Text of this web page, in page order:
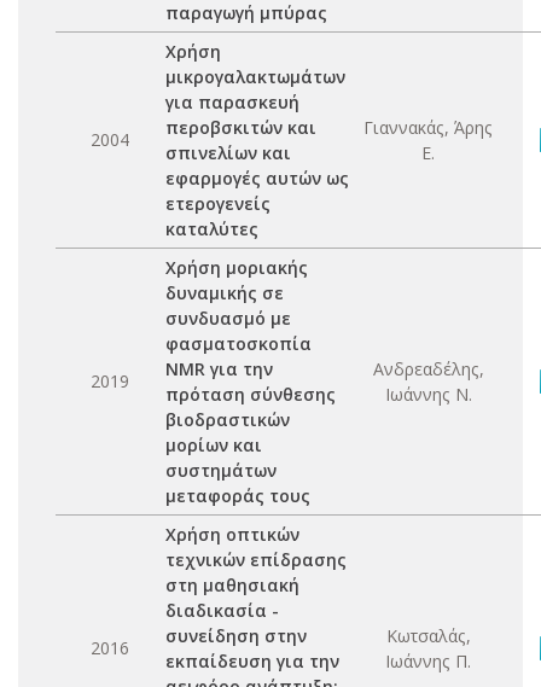
παραγωγή μπύρας
2004
Χρήση
μικρογαλακτωμάτων
για παρασκευή
περοβσκιτών και
σπινελίων και
εφαρμογές αυτών ως
ετερογενείς
καταλύτες
Γιαννακάς, Άρης
Ε.
2019
Χρήση μοριακής
δυναμικής σε
συνδυασμό με
φασματοσκοπία
NMR για την
πρόταση σύνθεσης
βιοδραστικών
μορίων και
συστημάτων
μεταφοράς τους
Ανδρεαδέλης,
Ιωάννης Ν.
2016
Χρήση οπτικών
τεχνικών επίδρασης
στη μαθησιακή
διαδικασία -
συνείδηση στην
εκπαίδευση για την
Κωτσαλάς,
Ιωάννης Π.